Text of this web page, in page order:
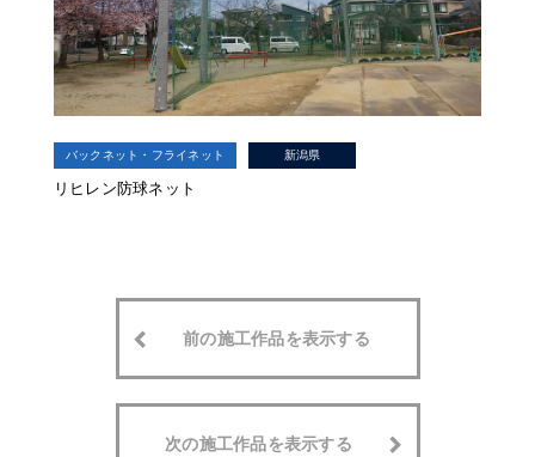
バックネット・フライネット 新潟県
リヒレン防球ネット
前の施工作品を表示する
次の施工作品を表示する